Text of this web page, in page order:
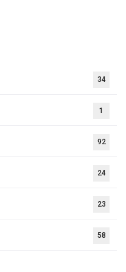
34
1
92
24
23
58